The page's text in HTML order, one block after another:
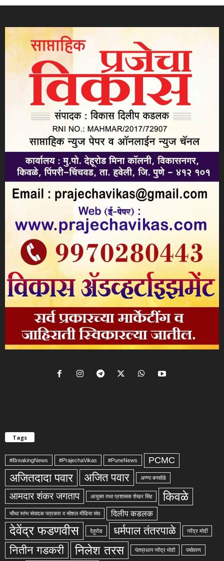
Tags
#BreakingNews #PrajechaVikas #PuneNews PCMC
अजितदादा पवार अजित पवार अण्णा बनसोडे
आमदार शंकर जगताप आयुक्त तथा प्रशासक शेखर सिंह किवळे
चौथा स्तंभ संपादक पत्रकार व सोशल मीडिया संघ दिलीप कडलक
देवेंद्र फडणवीस देहुरोड धर्मपाल तंतरपाळे नरेंद्र मोदीं
नितीन गडकरी निलेश तरस पंतप्रधान नरेंद्र मोदी पर्यावरण